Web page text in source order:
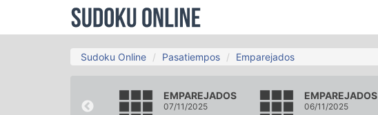
Sudoku Online Pasatiempos Emparejados
EMPAREJADOS
07/11/2025
EMPAREJADOS
06/11/2025